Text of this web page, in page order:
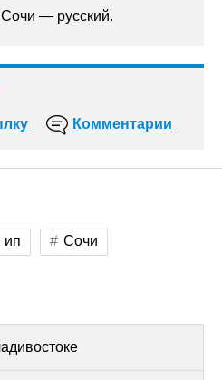
— русский.
Комментарии
ип Сочи